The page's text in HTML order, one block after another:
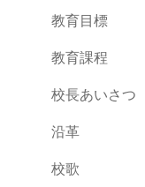
教育目標
教育課程
校長あいさつ
沿革
校歌